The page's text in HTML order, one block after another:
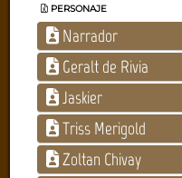
PERSONAJE
Narrador
Geralt de Rivia
Jaskier
Triss Merigold
Zoltan Chivay